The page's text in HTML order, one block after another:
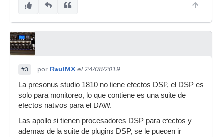
#3 por RaulMX el 24/08/2019
La presonus studio 1810 no tiene efectos DSP, el DSP es
solo para monitoreo, lo que contiene es una suite de
efectos nativos para el DAW.
Las apollo si tienen procesadores DSP para efectos y
ademas de la suite de plugins DSP, se le pueden ir